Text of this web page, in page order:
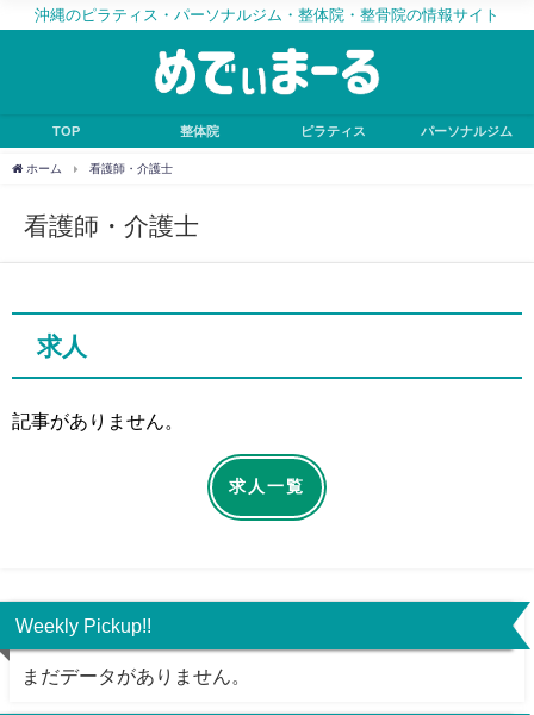
沖縄のピラティス・パーソナルジム・整体院・整骨院の情報サイト
TOP 整体院 ピラティス パーソナルジム
ホーム 看護師・介護士
看護師・介護士
求人
記事がありません。
求人一覧
Weekly Pickup!!
まだデータがありません。